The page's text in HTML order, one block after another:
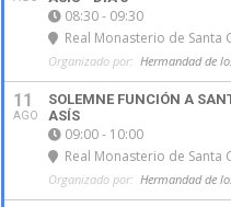
08:30 - 09:30
Real Monasterio de Santa
Organizado por: Hermandad de
11
AGO
SOLEMNE FUNCIÓN A
ASÍS
09:00 - 10:00
Real Monasterio de Santa
Organizado por: Hermandad de